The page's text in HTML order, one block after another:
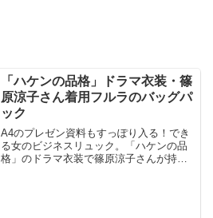
「ハケンの品格」ドラマ衣装・篠
原涼子さん着用フルラのバッグパ
ック
A4のプレゼン資料もすっぽり入る！でき
る女のビジネスリュック。「ハケンの品
格」のドラマ衣装で篠原涼子さんが持っ